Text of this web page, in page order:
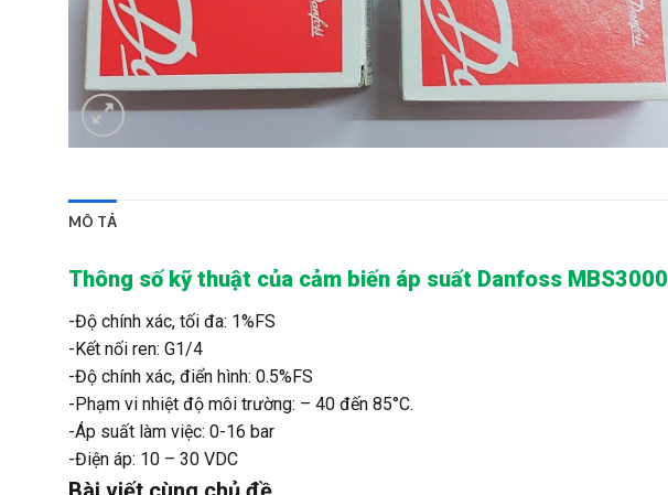
MÔ TẢ
Thông số kỹ thuật của cảm biến áp suất Danfoss MBS3000
-Độ chính xác, tối đa: 1%FS
-Kết nối ren: G1/4
-Độ chính xác, điển hình: 0.5%FS
-Phạm vi nhiệt độ môi trường: – 40 đến 85°C.
-Áp suất làm việc: 0-16 bar
-Điện áp: 10 – 30 VDC